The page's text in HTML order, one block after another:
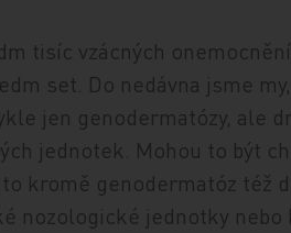
tisíc vzácných
set. Do nedávna jsme
jen genodermatózy, ale
jednotek. Mohou to být
kromě genodermatóz též
nozologické jednotky nebo